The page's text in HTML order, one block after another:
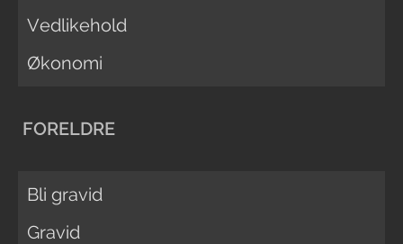
Vedlikehold
Økonomi
FORELDRE
Bli gravid
Gravid